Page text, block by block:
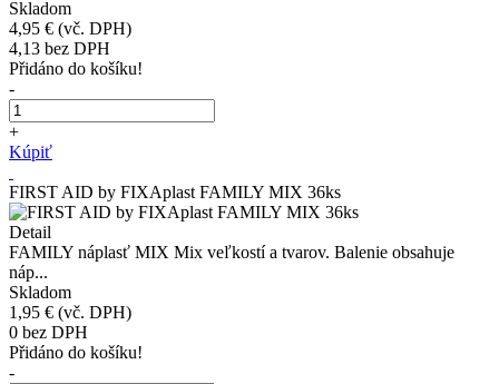
Skladom
4,95 € (vč. DPH)
4,13 bez DPH
Přidáno do košíku!
-
+
Kúpiť
FIRST AID by FIXAplast FAMILY MIX 36ks
Detail
FAMILY náplasť MIX Mix veľkostí a tvarov. Balenie obsahuje
náp...
Skladom
1,95 € (vč. DPH)
0 bez DPH
Přidáno do košíku!
-